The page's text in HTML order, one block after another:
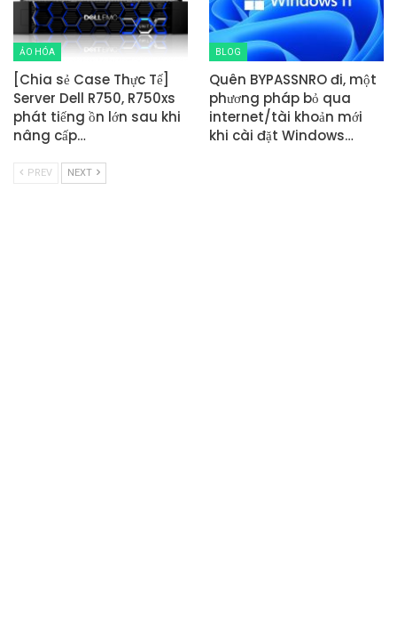
ẢO HÓA
[Chia sẻ Case Thực Tế]
Server Dell R750, R750xs
phát tiếng ồn lớn sau khi
nâng cấp…
BLOG
Quên BYPASSNRO đi, một
phương pháp bỏ qua
internet/tài khoản mới
khi cài đặt Windows…
PREV NEXT